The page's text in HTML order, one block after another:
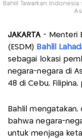
Bahlil Tawarkan
JAKARTA- Menteri
(ESDM) Bahlil
sebagai lokasi
negara-negara di
48 di Cebu,
Bahlil
bahwa negara-
untuk menjaga